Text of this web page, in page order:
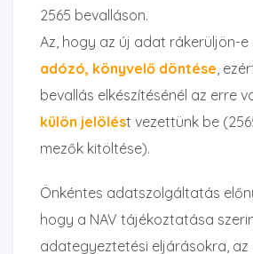
2565 bevalláson.
Az, hogy az új adat rákerüljön-e
adózó, könyvelő döntése,
bevallás elkészítésénél az erre
külön jelölést vezettünk be
mezők kitöltése).
Önkéntes adatszolgáltatás
hogy a NAV tájékoztatása
adategyeztetési eljárásokra, az